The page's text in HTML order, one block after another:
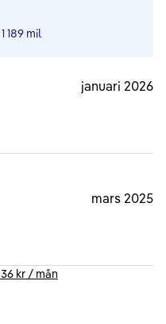
1 189 mil
januari 2026
mars 2025
36 kr / mån